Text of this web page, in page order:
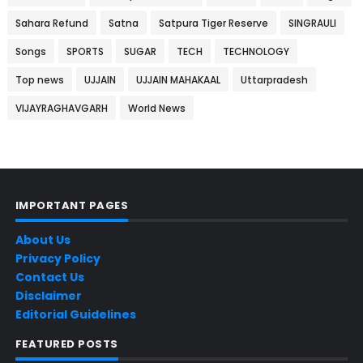
Sahara Refund Satna Satpura Tiger Reserve SINGRAULI
Songs SPORTS SUGAR TECH TECHNOLOGY
Top news UJJAIN UJJAIN MAHAKAAL Uttarpradesh
VIJAYRAGHAVGARH World News
IMPORTANT PAGES
About Us
Privacy Policy
Contact Us
Disclaimer
Editorial Guidelines
FEATURED POSTS